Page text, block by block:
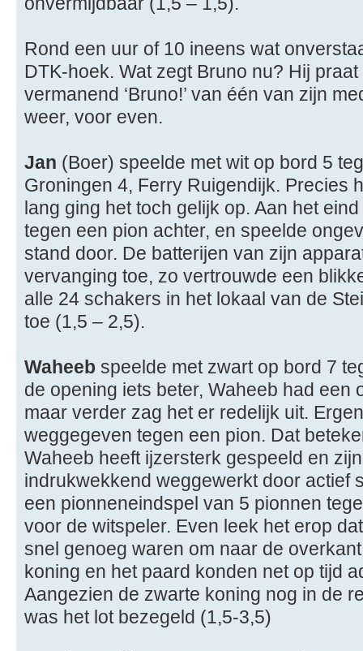
Rond een uur of 10 ineens wat
DTK-hoek. Wat zegt Bruno nu? Hij
vermanend ‘Bruno!’ van één van zijn
weer, voor even.
Jan (Boer) speelde met wit op bord 5
Groningen 4, Ferry Ruigendijk. Precies
lang ging het toch gelijk op. Aan het
tegen een pion achter, en speelde
stand door. De batterijen van zijn
vervanging toe, zo vertrouwde een
alle 24 schakers in het lokaal van de
toe (1,5 – 2,5).
Waheeb speelde met zwart op bord 7
de opening iets beter, Waheeb had een
maar verder zag het er redelijk uit.
weggegeven tegen een pion. Dat
Waheeb heeft ijzersterk gespeeld en
indrukwekkend weggewerkt door actief
een pionneneindspel van 5 pionnen
voor de witspeler. Even leek het erop
snel genoeg waren om naar de
koning en het paard konden net op tijd
Aangezien de zwarte koning nog in de
was het lot bezegeld (1,5-3,5)